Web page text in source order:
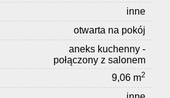
inne
otwarta na pokój
aneks kuchenny -
połączony z salonem
9,06 m2